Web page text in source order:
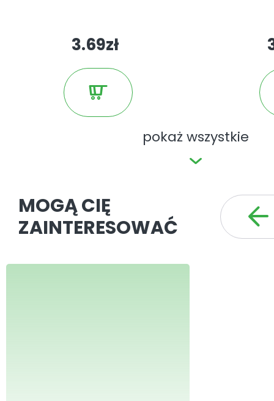
pokaż wszystkie
3.69zł
MOGĄ CIĘ
ZAINTERESOWAĆ